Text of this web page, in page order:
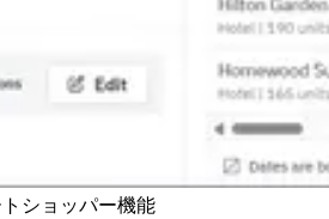
ショッパー機能